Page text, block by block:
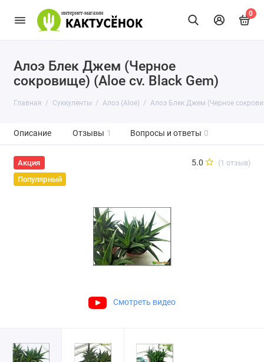
0
Алоэ Блек Джем (Черное
сокровище) (Aloe cv. Black Gem)
Главная Суккуленты Алоэ (Aloe) Алоэ Блек Джем (Черное
Описание Отзывы 1 Вопросы и ответы 0
Акция
Популярный
5.0 (1 отзыв)
Смотреть видео